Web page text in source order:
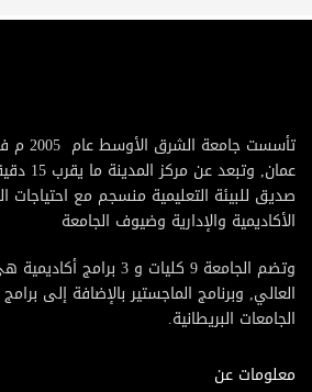
تأسست
عمان,
صديق للبيئة التعليمية منسجم مع احتياجات
الأكاديمية والإدارية وضيوف الجامعة
وتضم الجامعة 9 كليات و 3
العالي, وبرنامج الماجستير بالإضافة إلى
الجامعات البريطانية.
معلومات عن